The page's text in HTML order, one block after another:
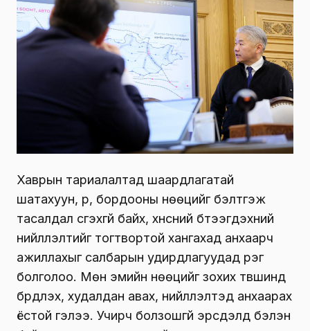
Хаврын тариалалтад шаардлагатай
шатахуун, үр, бордооны нөөцийг бэлтгэж
тасалдал үүсгэхгүй байх, хүнсний бүтээгдэхүүний
нийлүүлэлтийг тогтвортой хангахад анхаарч
ажиллахыг салбарын удирдлагуудад үүрэг
болголоо. Мөн эмийн нөөцийг зохих түвшинд
бүрдүүлэх, худалдан авах, нийлүүлэлтэд анхаарах
ёстой гэлээ. Учирч болзошгүй эрсдэлд бэлэн